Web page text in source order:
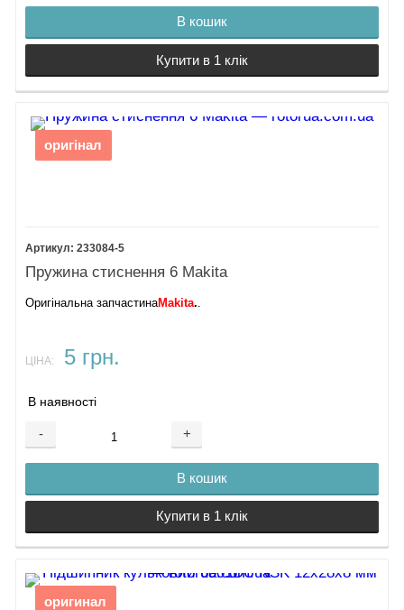
В кошик
Купити в 1 клік
оригінал
233084-5
Пружина стиснення 6 Makita
Оригінальна запчастинаMakita..
ЦІНА: 5 грн.
В наявності
- +
В кошик
Купити в 1 клік
оригинал